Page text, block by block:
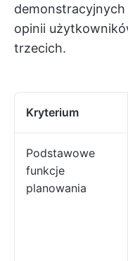
opinii
trzecich.
Kryterium
Podstawowe
funkcje
planowania